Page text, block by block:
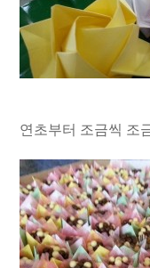
연초부터 조금씩 조